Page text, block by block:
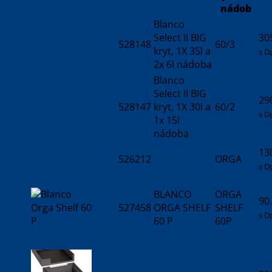
nádob
528148
Blanco
Select II BIG
kryt, 1X 35l a
2x 6l nádoba
60/3
s
528147
Blanco
Select II BIG
kryt, 1X 30l a
1x 15l
nádoba
60/2
s
526212 ORGA
s
527458
BLANCO
ORGA SHELF
60 P
ORGA
SHELF
60P
s